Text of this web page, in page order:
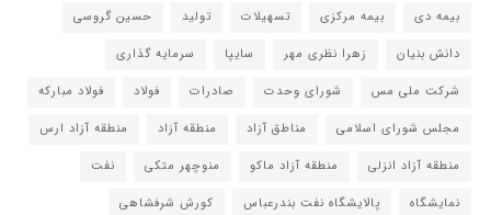
بیمه دی
بیمه مرکزی تسهیلات تولید
حسین گروسی
دانش بنیان
زهرا نظری مهر سایپا
سرمایه گذاری
شرکت ملی مس
شورای وحدت صادرات فولاد
فولاد مبارکه
مجلس شورای اسلامی
مناطق آزاد منطقه آزاد
منطقه آزاد ارس
منطقه آزاد انزلی
منطقه آزاد ماکو منوچهر متکی
نفت
نمایشگاه
پالایشگاه نفت بندرعباس
کورش شرفشاهی